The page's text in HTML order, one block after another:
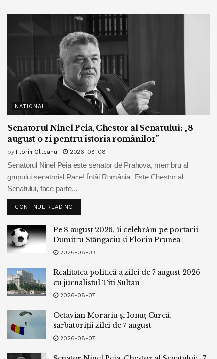
NATIONAL
Senatorul Ninel Peia, Chestor al Senatului: „8
august o zi pentru istoria românilor”
by Florin Olteanu 2026-08-08
Senatorul Ninel Peia este senator de Prahova, membru al
grupului senatorial Pace! Întâi România. Este Chestor al
Senatului, face parte...
CONTINUE READING
Pe 8 august 2026, îi celebrăm pe portarii
Dumitru Stângaciu și Florin Prunea
2026-08-08
Realitatea politică a zilei de 7 august 2026
cu jurnalistul Titi Sultan
2026-08-07
Octavian Morariu și Ionuț Curcă,
sărbătoriții zilei de 7 august
2026-08-07